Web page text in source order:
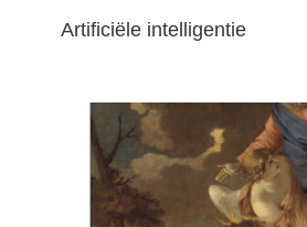
Artificiële intelligentie